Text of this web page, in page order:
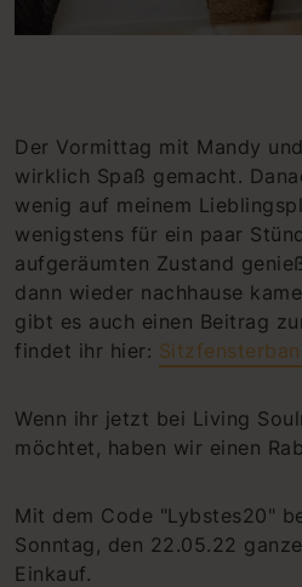
Der Vormittag mit Mandy
wirklich Spaß gemacht.
wenig auf meinem
wenigstens für ein paar
aufgeräumten Zustand
dann wieder nachhause
gibt es auch einen Beitrag
findet ihr hier:
Wenn ihr jetzt bei Living
möchtet, haben wir einen
Mit dem Code "Lybstes20"
Sonntag, den 22.05.22
Einkauf.